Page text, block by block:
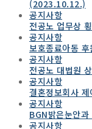
(2023.10.12.)
공지사항
전공노 업무상
공지사항
보호종료아동
공지사항
전공노 대법원
공지사항
결혼정보회사
공지사항
BGN밝은눈안
공지사항